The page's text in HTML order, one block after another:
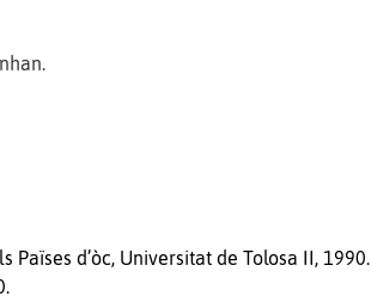
d’òc, Universitat de Tolosa II, 1990.